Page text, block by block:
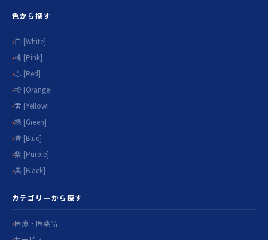
色から探す
白 [White]
桃 [Pink]
赤 [Red]
橙 [Orange]
黄 [Yellow]
緑 [Green]
青 [Blue]
紫 [Purple]
黒 [Black]
カテゴリーから探す
医療・医薬品